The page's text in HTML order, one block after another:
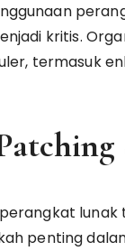
kritis.
termasuk
penting